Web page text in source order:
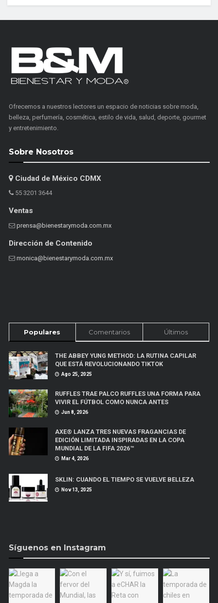
Ofrecemos a nuestros lectores un espacio de noticias sobre moda,
belleza, perfumería, cosmética, estilo de vida, salud, deporte, gourmet
y entretenimiento.
Sobre Nosotros
Ciudad de México CDMX
55 3201 3644
Ventas
prensa@bienestarymoda.com.mx
Dirección de Contenido
monica@bienestarymoda.com.mx
Populares Comentarios Últimos
THE ABBEY YUNG METHOD: LA RUTINA CAPILAR
QUE ESTÁ REVOLUCIONANDO TIKTOK
Ago 25, 2025
RUFFLES TRAE PALCO RUFFLES UNA FORMA PARA
VIVIR EL FÚTBOL COMO NUNCA ANTES
Jun 8, 2026
AXE® LANZA TRES NUEVAS FRAGANCIAS DE
EDICIÓN LIMITADA INSPIRADAS EN LA COPA
MUNDIAL DE LA FIFA 2026™
Mar 4, 2026
SKLIN: CUANDO EL TIEMPO SE VUELVE BELLEZA
Nov 13, 2025
Síguenos en Instagram